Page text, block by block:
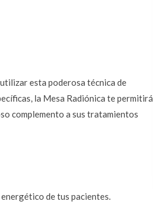
esta poderosa técnica de
la Mesa Radiónica te permitirá
complemento a sus tratamientos
de tus pacientes.